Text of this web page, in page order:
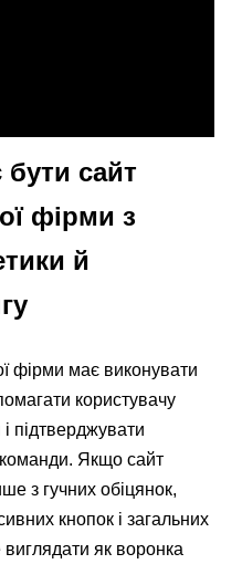
сайт
фірми з
й
фірми має виконувати
користувачу
і підтверджувати
команди. Якщо сайт
з гучних обіцянок,
кнопок і загальних
як воронка